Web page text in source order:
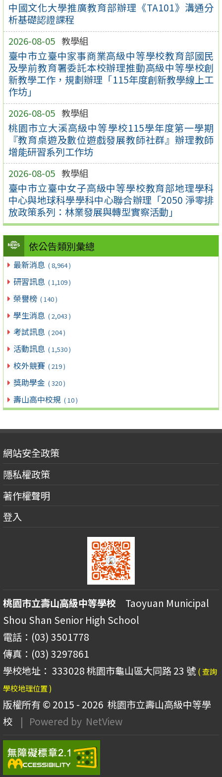
中國文化大學推廣教育部辦理《TA101》溝通分
析基礎認證課程
2026-08-05 教學組
臺中市立臺中家事商業高級中等學校教育部國民
及學前教育署委託本校辦理推動高級中等學校創
新教學工作，規劃辦理「115年度創新教學線上工
作坊」
2026-08-05 教學組
桃園市立大溪高級中等學校115學年度第一學期
『教育桌遊及數位遊戲發展教師社群』辦理教師
增能研習系列工作坊
2026-08-05 教學組
臺中市立臺中女子高級中等學校教育部地理學科
中心與地球科學學科中心聯合辦理「2050 淨零排
放政策系列：林業發展與轉型實察活動」
依公告類別彙總
最新消息 ( 8,964 )
研習訊息 ( 1,109 )
榮譽榜 ( 140 )
學生消息 ( 2,043 )
考試訊息 ( 204 )
活動訊息 ( 1,530 )
校外競賽 ( 219 )
獎助學金 ( 320 )
壽山高中校規 ( 10 )
網站安全政策
隱私權政策
著作權聲明
登入
桃園市立壽山高級中等學校 Taoyuan Municipal
Shou Shan Senior High School
電話：(03) 3501778
傳真：(03) 3297861
學校地址： 333028 桃園市龜山區大同路 23 號 ( 查詢
學校地理位置 )
版權所有 © 2015 - 2026 桃園市立壽山高級中等學
校
| Powered by NetView